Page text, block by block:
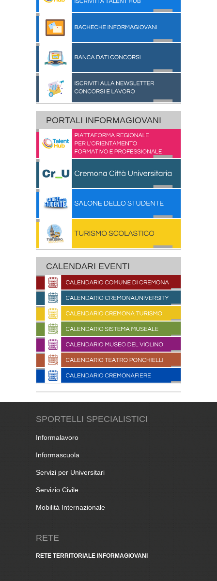
PORTALI INFORMAGIOVANI
CALENDARI EVENTI
SPORTELLI SPECIALISTICI
Informalavoro
Informascuola
Servizi per Universitari
Servizio Civile
Mobilità Internazionale
RETE
RETE TERRITORIALE INFORMAGIOVANI